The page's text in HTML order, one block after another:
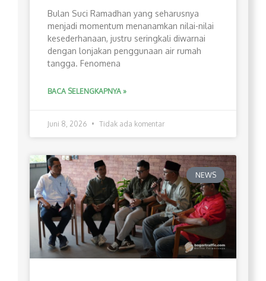
Bulan Suci Ramadhan yang seharusnya
menjadi momentum menanamkan nilai-nilai
kesederhanaan, justru seringkali diwarnai
dengan lonjakan penggunaan air rumah
tangga. Fenomena
BACA SELENGKAPNYA »
Juni 8, 2026 Tidak ada komentar
NEWS